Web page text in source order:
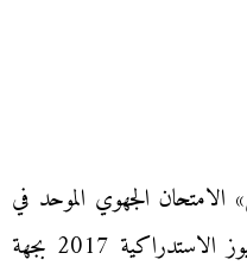
الامتحان الجهوي الموحد في
مادة «التربية الإسلامية» دورة يوليوز الاستدراكية 2017 بجهة